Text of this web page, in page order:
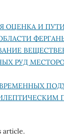
ОЦЕНКА И
РУД
article.